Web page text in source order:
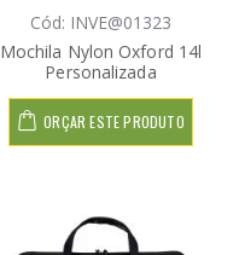
Cód: INVE@01323
Mochila Nylon Oxford 14l
Personalizada
ORÇAR ESTE PRODUTO